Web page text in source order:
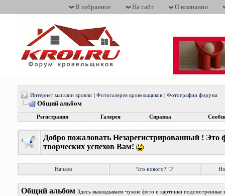
В избранное На сайт О компании
Интернет магазин кровли Фотогалерея кровельщиков Фотографии форума
Общий альбом
Регистрация Галерея Справка
Добро пожаловать Незарегистрированный !
творческих успехов Вам!
Начало Что нового?
Общий альбом Здесь выкладываем чужие фото и картинки подсмотренные